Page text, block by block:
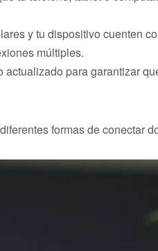
y tu dispositivo cuenten
múltiples.
actualizado para garantizar
formas de conectar